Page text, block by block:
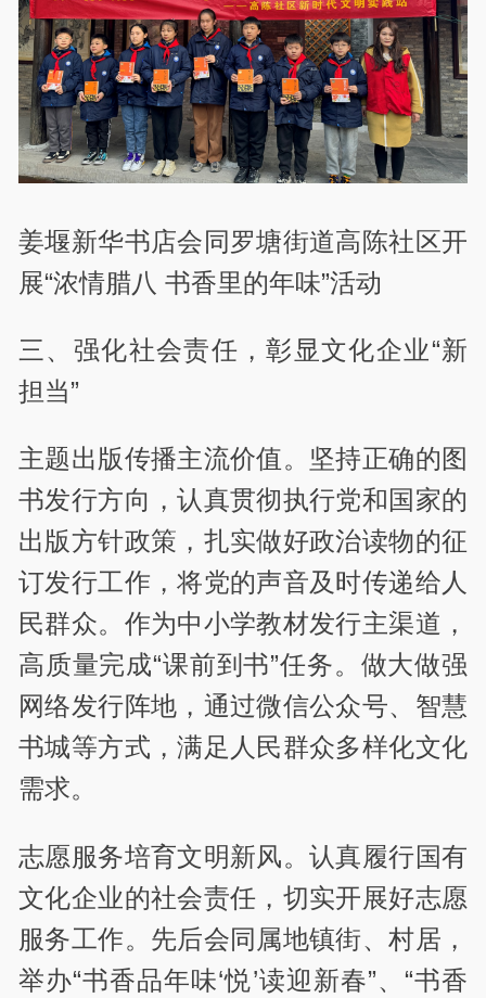
姜堰新华书店会同罗塘街道高陈社区开
展“浓情腊八 书香里的年味”活动
三、强化社会责任，彰显文化企业“新
担当”
主题出版传播主流价值。坚持正确的图
书发行方向，认真贯彻执行党和国家的
出版方针政策，扎实做好政治读物的征
订发行工作，将党的声音及时传递给人
民群众。作为中小学教材发行主渠道，
高质量完成“课前到书”任务。做大做强
网络发行阵地，通过微信公众号、智慧
书城等方式，满足人民群众多样化文化
需求。
志愿服务培育文明新风。认真履行国有
文化企业的社会责任，切实开展好志愿
服务工作。先后会同属地镇街、村居，
举办“书香品年味‘悦’读迎新春”、“书香